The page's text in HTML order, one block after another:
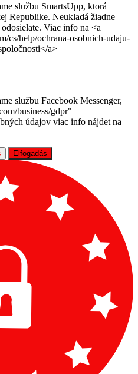
službu SmartsUpp, ktorá
Republike. Neukladá žiadne
Viac info na <a
cs/help/ochrana-osobnich-udaju-
a>
službu Facebook Messenger,
business/gdpr"
údajov viac info nájdet na
Elfogadás